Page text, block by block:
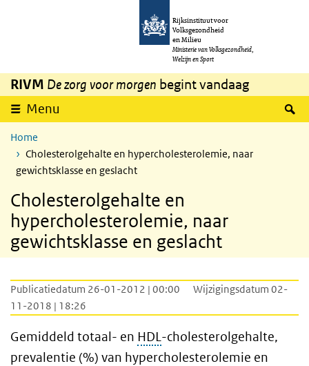
Overslaan en naar de inhoud gaan
Rijksinstituut voor
Volksgezondheid
en Milieu
Ministerie van Volksgezondheid,
Welzijn en Sport
RIVM De zorg voor morgen begint vandaag
Menu
Home
Cholesterolgehalte en hypercholesterolemie, naar
gewichtsklasse en geslacht
Cholesterolgehalte en
hypercholesterolemie, naar
gewichtsklasse en geslacht
Publicatiedatum 26-01-2012 | 00:00
Wijzigingsdatum 02-
11-2018 | 18:26
Gemiddeld totaal- en HDL-cholesterolgehalte,
prevalentie (%) van hypercholesterolemie en